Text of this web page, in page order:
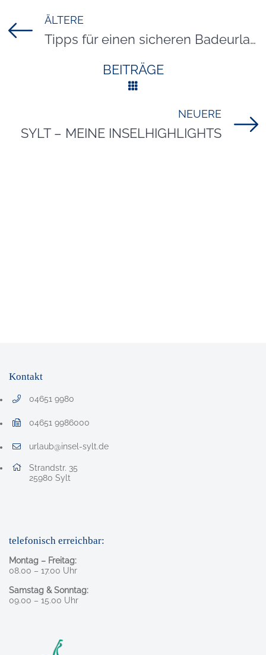
ÄLTERE
Titel für Beitrag
Tipps für einen sicheren Badeurlaub auf Sylt
BEITRÄGE
NEUERE
Titel für Beitrag
SYLT – MEINE INSELHIGHLIGHTS
Kontakt
04651 9980
Telefonnummer: 0 4 6 5 1 9 9 8 0
04651 9986000
Faxnummer: 0 4 6 5 1 9 9 8 6 0 0 0
urlaub@insel-sylt.de
E-Mail Adresse: urlaub@insel-sylt.de
Adresse:
Strandstr. 35
25980 , 2 5 9 8 0
Sylt
telefonisch erreichbar:
Montag – Freitag:
08.00 – 17.00 Uhr
Samstag & Sonntag:
09.00 – 15.00 Uhr